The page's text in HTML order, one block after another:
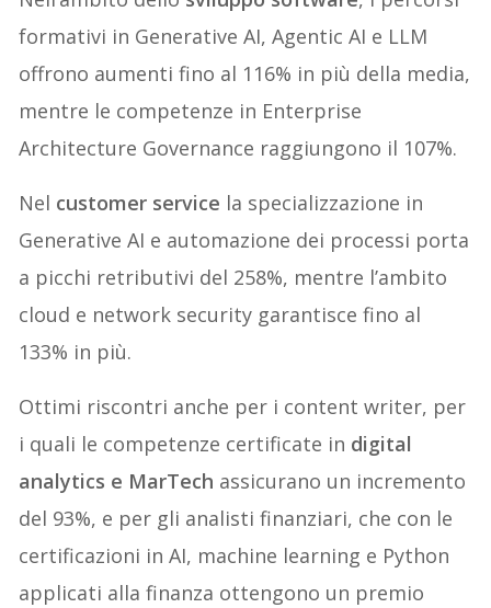
formativi in Generative AI, Agentic AI e LLM
offrono aumenti fino al 116% in più della media,
mentre le competenze in Enterprise
Architecture Governance raggiungono il 107%.
Nel customer service la specializzazione in
Generative AI e automazione dei processi porta
a picchi retributivi del 258%, mentre l’ambito
cloud e network security garantisce fino al
133% in più.
Ottimi riscontri anche per i content writer, per
i quali le competenze certificate in digital
analytics e MarTech assicurano un incremento
del 93%, e per gli analisti finanziari, che con le
certificazioni in AI, machine learning e Python
applicati alla finanza ottengono un premio